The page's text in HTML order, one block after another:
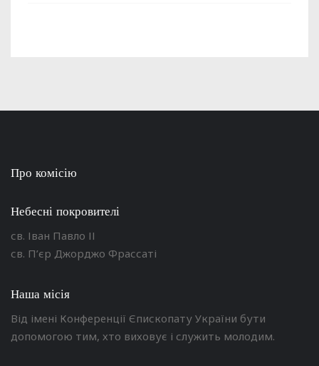
Про комісію
Небесні покровителі
св. Іван Павло ІІ
св. П’єр Джорджо Фрассаті
Наша місія
Від імені Конференції Єпископату України бути
допомогою тим, хто виховує і служить молодим.